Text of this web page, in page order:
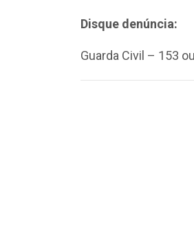
Disque denúncia:
Guarda Civil – 153